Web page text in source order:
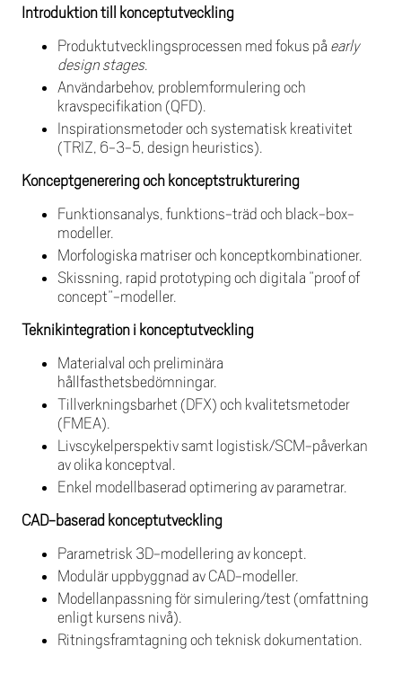
Introduktion till konceptutveckling
Produktutvecklingsprocessen med fokus på early
design stages.
Användarbehov, problemformulering och
kravspecifikation (QFD).
Inspirationsmetoder och systematisk kreativitet
(TRIZ, 6-3-5, design heuristics).
Konceptgenerering och konceptstrukturering
Funktionsanalys, funktions-träd och black-box-
modeller.
Morfologiska matriser och konceptkombinationer.
Skissning, rapid prototyping och digitala ”proof of
concept”-modeller.
Teknikintegration i konceptutveckling
Materialval och preliminära
hållfasthetsbedömningar.
Tillverkningsbarhet (DFX) och kvalitetsmetoder
(FMEA).
Livscykelperspektiv samt logistisk/SCM-påverkan
av olika konceptval.
Enkel modellbaserad optimering av parametrar.
CAD-baserad konceptutveckling
Parametrisk 3D-modellering av koncept.
Modulär uppbyggnad av CAD-modeller.
Modellanpassning för simulering/test (omfattning
enligt kursens nivå).
Ritningsframtagning och teknisk dokumentation.